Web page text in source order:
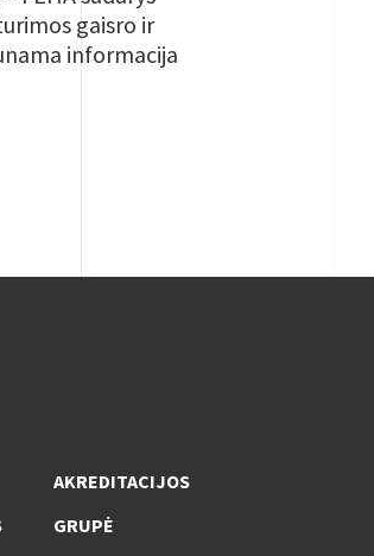
gaisro ir
informacija
AKREDITACIJOS
GRUPĖ